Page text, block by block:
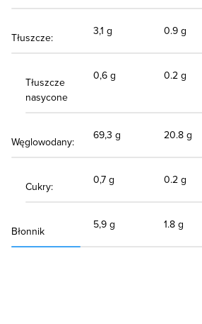
Tłuszcze:
3,1 g 0.9 g
Tłuszcze
nasycone
0,6 g 0.2 g
Węglowodany:
69,3 g 20.8 g
Cukry:
0,7 g 0.2 g
Błonnik
5,9 g 1.8 g